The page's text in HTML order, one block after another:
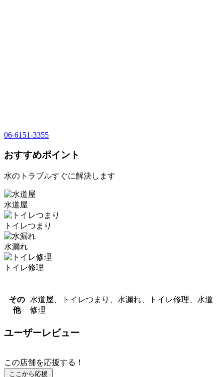
06-6151-3355
おすすめポイント
水のトラブルすぐに解決します
水道屋
トイレつまり
水漏れ
トイレ修理
その
他
水道屋、トイレつまり、水漏れ、トイレ修理、水道
修理
ユーザーレビュー
この店舗を応援する！
ここから応援